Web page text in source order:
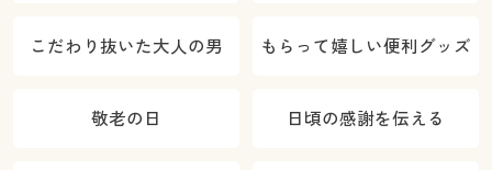
こだわり抜いた大人の男 もらって嬉しい便利グッズ
敬老の日 日頃の感謝を伝える